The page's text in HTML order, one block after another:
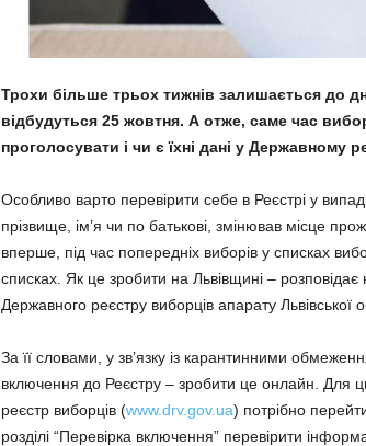
Трохи більше трьох тижнів залишається до
відбудуться 25 жовтня. А отже, саме час
проголосувати і чи є їхні дані у Державному
Особливо варто перевірити себе в Реєстрі у
прізвище, ім’я чи по батькові, змінював місце
вперше, під час попередніх виборів у списках
списках. Як це зробити на Львівщині – розповідає
Державного реєстру виборців апарату Львівської
За її словами, у зв’язку із карантинними
включення до Реєстру – зробити це онлайн. Для
реєстр виборців (www.drv.gov.ua) потрібно
розділі “Перевірка включення” перевірити